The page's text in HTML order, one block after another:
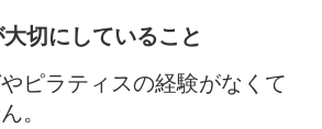
切にしていること
ピラティスの経験がなくて
。